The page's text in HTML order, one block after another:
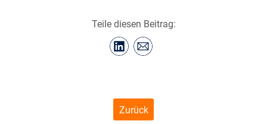
Teile diesen Beitrag:
Zurück